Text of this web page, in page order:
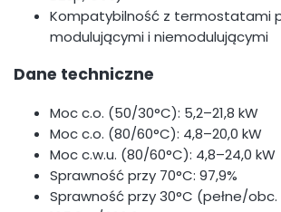
Kompatybilność z termostatami
modulującymi i niemodulującymi
Dane techniczne
Moc c.o. (50/30°C): 5,2–21,8 kW
Moc c.o. (80/60°C): 4,8–20,0 kW
Moc c.w.u. (80/60°C): 4,8–24,0 kW
Sprawność przy 70°C: 97,9%
Sprawność przy 30°C (pełne/